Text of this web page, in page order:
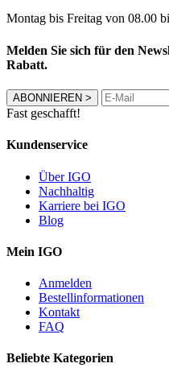
Montag bis Freitag von 08.00
Melden Sie sich für den
Rabatt.
ABONNIEREN >
Fast geschafft!
Kundenservice
Über IGO
Nachhaltig
Karriere bei IGO
Blog
Mein IGO
Anmelden
Bestellinformationen
Kontakt
FAQ
Beliebte Kategorien